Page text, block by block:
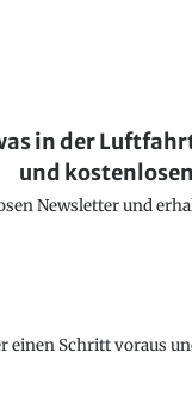
in der
und
Newsletter und
einen Schritt voraus